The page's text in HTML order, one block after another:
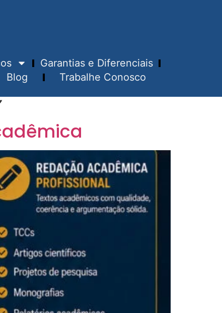
Garantias e Diferenciais
Blog Trabalhe Conosco